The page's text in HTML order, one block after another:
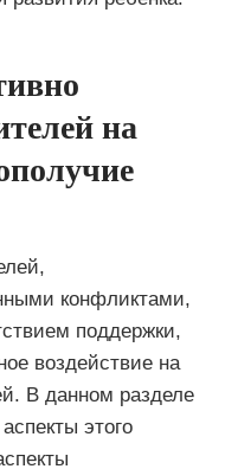
на
конфликтами,
поддержки,
воздействие на
В данном разделе
этого